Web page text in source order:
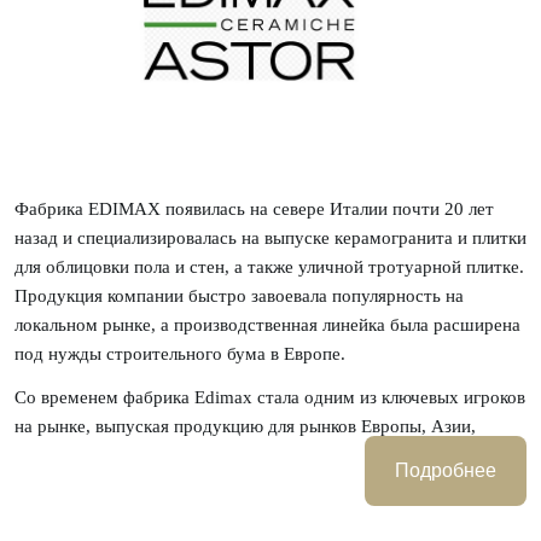
Фабрика EDIMAX появилась на севере Италии почти 20 лет
назад и специализировалась на выпуске керамогранита и плитки
для облицовки пола и стен, а также уличной тротуарной плитке.
Продукция компании быстро завоевала популярность на
локальном рынке, а производственная линейка была расширена
под нужды строительного бума в Европе.
Со временем фабрика Edimax стала одним из ключевых игроков
на рынке, выпуская продукцию для рынков Европы, Азии,
Особое внимание фабрика уделяет экологичности и
Подробнее